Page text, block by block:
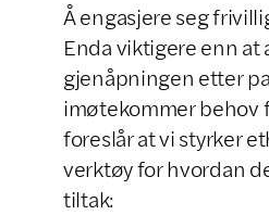
Å engasjere seg
Enda viktigere enn
gjenåpningen etter
imøtekommer behov
foreslår at vi styrker
verktøy for hvordan
tiltak: